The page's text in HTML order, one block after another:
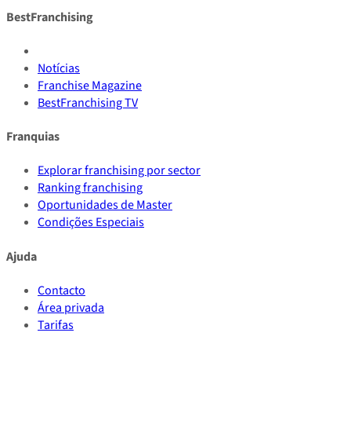
BestFranchising
Notícias
Franchise Magazine
BestFranchising TV
Franquias
Explorar franchising por sector
Ranking franchising
Oportunidades de Master
Condições Especiais
Ajuda
Contacto
Área privada
Tarifas